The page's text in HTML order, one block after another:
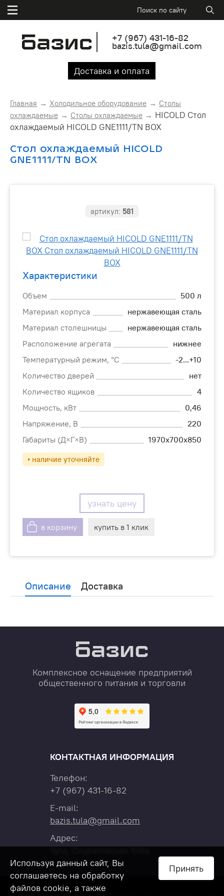
+7 (967) 431-16-82
bazis.tula@gmail.com
Доставка и оплата
Главная Холодильное оборудование
Столы
охлаждаемые
Столы охлаждаемые
HICOLD Стол
охлаждаемый HICOLD GNE1111/TN BOX
Стол охлаждаемый HICOLD
GNE1111/TN BOX
артикул: 581
Характеристики
Объем
500 л
Материал корпуса
нержавеющая сталь
Материал столешницы
нержавеющая сталь
Расположение агрегата
нижнее
Температурный режим, °C
-2...+10
Количество дверей
нет
Количество ящиков
4
Мощность, кВт
0,46
Напряжение, В
220
Габариты (Д×Г×В)
1970х700х850
• наличие уточняйте
узнать цену
в корзину купить в 1 клик
Описание Доставка
Комплексное оснащение предприятий
общественного питания и торговли
КОНТАКТНАЯ ИНФОРМАЦИЯ
Телефон:
+7 (967) 431-16-82
E-mail:
bazis.tula@gmail.com
Адрес:
Тула, Скуратовская 108а
Используя данный сайт, Вы
соглашаетесь на обработку
файлов cookie, а также
Принять